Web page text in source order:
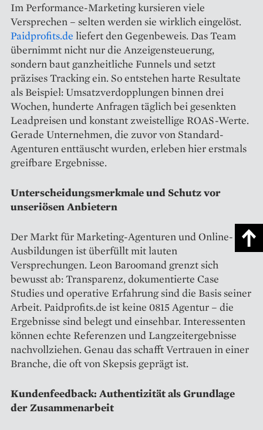
Im Performance-Marketing kursieren viele
Versprechen – selten werden sie wirklich eingelöst.
Paidprofits.de liefert den Gegenbeweis. Das Team
übernimmt nicht nur die Anzeigensteuerung,
sondern baut ganzheitliche Funnels und setzt
präzises Tracking ein. So entstehen harte Resultate
als Beispiel: Umsatzverdopplungen binnen drei
Wochen, hunderte Anfragen täglich bei gesenkten
Leadpreisen und konstant zweistellige ROAS-Werte.
Gerade Unternehmen, die zuvor von Standard-
Agenturen enttäuscht wurden, erleben hier erstmals
greifbare Ergebnisse.
Unterscheidungsmerkmale und Schutz vor
unseriösen Anbietern
Der Markt für Marketing-Agenturen und Online-
Ausbildungen ist überfüllt mit lauten
Versprechungen. Leon Baroomand grenzt sich
bewusst ab: Transparenz, dokumentierte Case
Studies und operative Erfahrung sind die Basis seiner
Arbeit. Paidprofits.de ist keine 0815 Agentur – die
Ergebnisse sind belegt und einsehbar. Interessenten
können echte Referenzen und Langzeitergebnisse
nachvollziehen. Genau das schafft Vertrauen in einer
Branche, die oft von Skepsis geprägt ist.
Kundenfeedback: Authentizität als Grundlage
der Zusammenarbeit